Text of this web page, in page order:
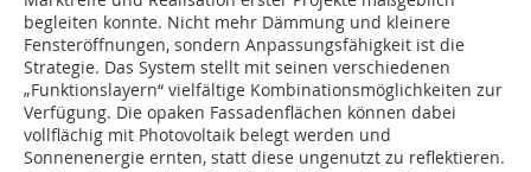
begleiten konnte. Nicht mehr Dämmung und kleinere
Fensteröffnungen, sondern Anpassungsfähigkeit ist die
Strategie. Das System stellt mit seinen verschiedenen
„Funktionslayern“ vielfältige Kombinationsmöglichkeiten zur
Verfügung. Die opaken Fassadenflächen können dabei
vollflächig mit Photovoltaik belegt werden und
Sonnenenergie ernten, statt diese ungenutzt zu reflektieren.